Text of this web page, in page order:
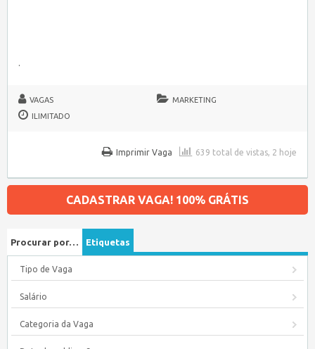
.
VAGAS
MARKETING
ILIMITADO
639 total de vistas, 2 hoje
Imprimir Vaga
CADASTRAR VAGA! 100% GRÁTIS
Procurar por… Etiquetas
Tipo de Vaga
Salário
Categoria da Vaga